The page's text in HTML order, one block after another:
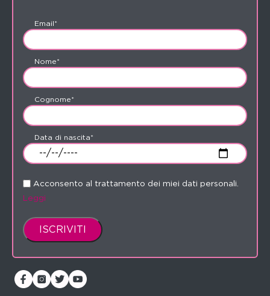
Email*
Nome*
Cognome*
Data di nascita*
Acconsento al trattamento dei miei dati personali.
Leggi